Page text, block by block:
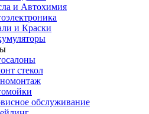
и Автохимия
и Краски
стекол
обслуживание